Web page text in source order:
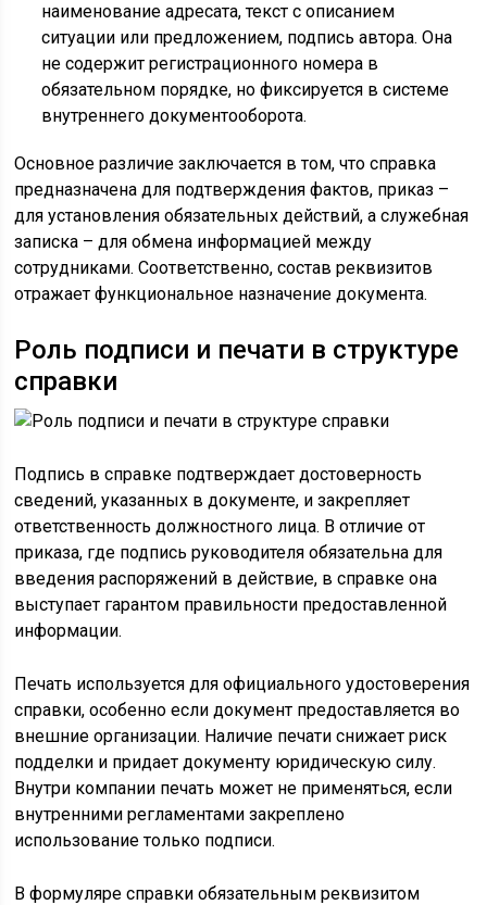
наименование адресата, текст с описанием
ситуации или предложением, подпись автора. Она
не содержит регистрационного номера в
обязательном порядке, но фиксируется в системе
внутреннего документооборота.
Основное различие заключается в том, что справка
предназначена для подтверждения фактов, приказ –
для установления обязательных действий, а служебная
записка – для обмена информацией между
сотрудниками. Соответственно, состав реквизитов
отражает функциональное назначение документа.
Роль подписи и печати в структуре
справки
Подпись в справке подтверждает достоверность
сведений, указанных в документе, и закрепляет
ответственность должностного лица. В отличие от
приказа, где подпись руководителя обязательна для
введения распоряжений в действие, в справке она
выступает гарантом правильности предоставленной
информации.
Печать используется для официального удостоверения
справки, особенно если документ предоставляется во
внешние организации. Наличие печати снижает риск
подделки и придает документу юридическую силу.
Внутри компании печать может не применяться, если
внутренними регламентами закреплено
использование только подписи.
В формуляре справки обязательным реквизитом